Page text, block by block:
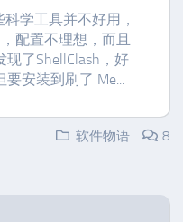
学工具并不好用，
配置不理想，而且
了ShellClash，好
安装到刷了 Me...
软件物语
8